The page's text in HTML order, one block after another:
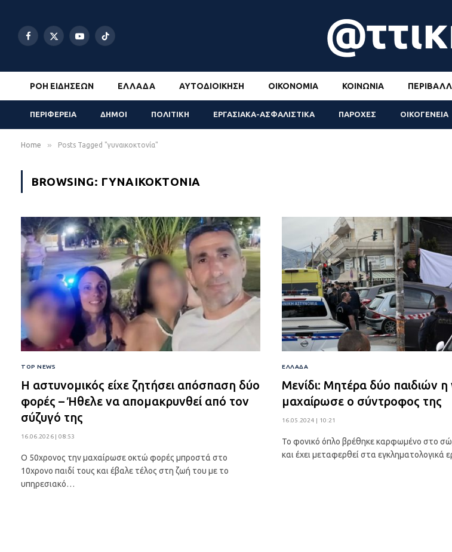
Facebook
X
YouTubeTikTok
ΡΟΉ ΕΙΔΉΣΕΩΝ ΕΛΛΆΔΑ ΑΥΤΟΔΙΟΊΚΗΣΗ ΟΙΚΟΝΟΜΊΑ ΚΟΙΝΩΝΊΑ
ΠΕΡΙΦΕΡΕΙΑ ΔΗΜΟΙ ΠΟΛΙΤΙΚΗ ΕΡΓΑΣΙΑΚΑ-ΑΣΦΑΛΙΣΤΙΚΑ ΠΑΡΟΧΕΣ ΟΙΚΟΓΕΝΕΙΑ
Home » Posts Tagged "γυναικοκτονία"
BROWSING: ΓΥΝΑΙΚΟΚΤΟΝΊΑ
TOP NEWS
Η αστυνομικός είχε ζητήσει απόσπαση δύο
φορές – Ήθελε να απομακρυνθεί από τον
σύζυγό της
16.06.2026 | 08:53
Ο 50χρονος την μαχαίρωσε οκτώ φορές μπροστά στο
10χρονο παιδί τους και έβαλε τέλος στη ζωή του με το
υπηρεσιακό…
ΕΛΛΆΔΑ
Μενίδι: Μητέρα δύο παιδιών η
μαχαίρωσε ο σύντροφος της
16.05.2024 | 10:21
Το φονικό όπλο βρέθηκε καρφωμένο στο
και έχει μεταφερθεί στα εγκληματολογικά